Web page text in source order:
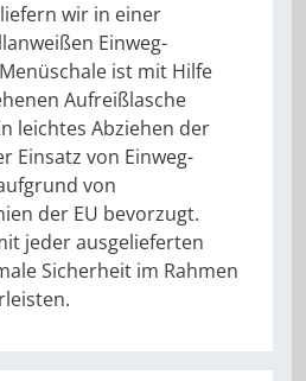
wir in einer
Einweg-
ist mit Hilfe
Aufreißlasche
leichtes Abziehen der
Einsatz von Einweg-
von
der EU bevorzugt.
jeder ausgelieferten
Sicherheit im Rahmen